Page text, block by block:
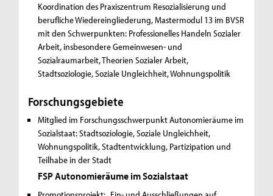
Koordination des Praxiszentrum Resozialisierung und
berufliche Wiedereingliederung, Mastermodul 13 im BVSR
mit den Schwerpunkten: Professionelles Handeln Sozialer
Arbeit, insbesondere Gemeinwesen- und
Sozialraumarbeit, Theorien Sozialer Arbeit,
Stadtsoziologie, Soziale Ungleichheit, Wohnungspolitik
Forschungsgebiete
Mitglied im Forschungsschwerpunkt Autonomieräume im
Sozialstaat:Stadtsoziologie, Soziale Ungleichheit,
Wohnungspolitik, Stadtentwicklung, Partizipation und
Teilhabe in der Stadt
FSP Autonomieräume im Sozialstaat